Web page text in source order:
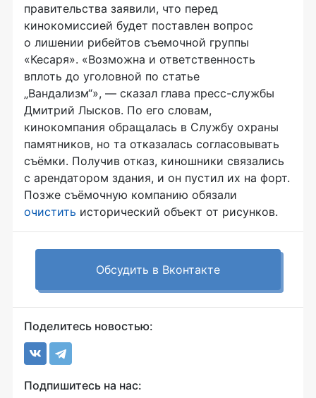
правительства заявили, что перед
кинокомиссией будет поставлен вопрос
о лишении рибейтов съемочной группы
«Кесаря». «Возможна и ответственность
вплоть до уголовной по статье
„Вандализм“», — сказал глава пресс-службы
Дмитрий Лысков. По его словам,
кинокомпания обращалась в Службу охраны
памятников, но та отказалась согласовывать
съёмки. Получив отказ, киношники связались
с арендатором здания, и он пустил их на форт.
Позже съёмочную компанию обязали
очистить исторический объект от рисунков.
Обсудить в Вконтакте
Поделитесь новостью:
Подпишитесь на нас: